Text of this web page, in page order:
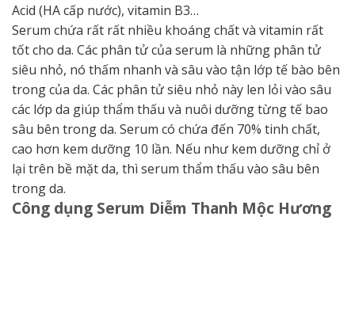
Acid (HA cấp nước), vitamin B3…
Serum chứa rất rất nhiều khoáng chất và vitamin rất
tốt cho da. Các phân tử của serum là những phân tử
siêu nhỏ, nó thấm nhanh và sâu vào tận lớp tế bào bên
trong của da. Các phân tử siêu nhỏ này len lỏi vào sâu
các lớp da giúp thẩm thấu và nuôi dưỡng từng tế bao
sâu bên trong da. Serum có chứa đến 70% tinh chất,
cao hơn kem dưỡng 10 lần. Nếu như kem dưỡng chỉ ở
lại trên bề mặt da, thì serum thẩm thấu vào sâu bên
trong da.
Công dụng Serum Diễm Thanh Mộc Hương